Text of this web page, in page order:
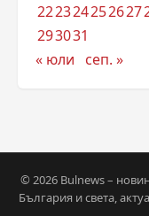
222324252627
293031
« юли
сеп. »
© 2026 Bulnews –
България и света,